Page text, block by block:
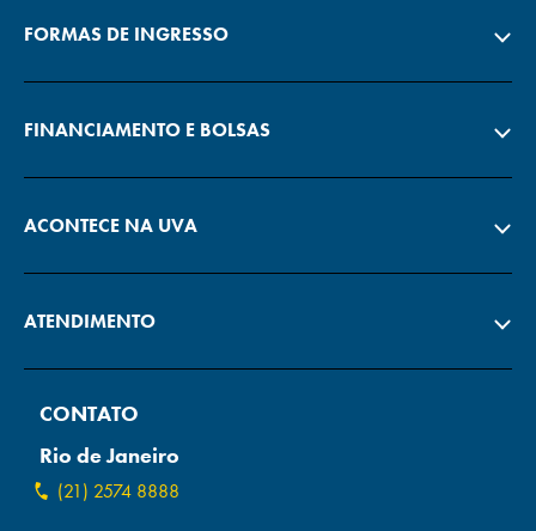
FORMAS DE INGRESSO
FINANCIAMENTO E BOLSAS
ACONTECE NA UVA
ATENDIMENTO
CONTATO
Rio de Janeiro
(21) 2574 8888